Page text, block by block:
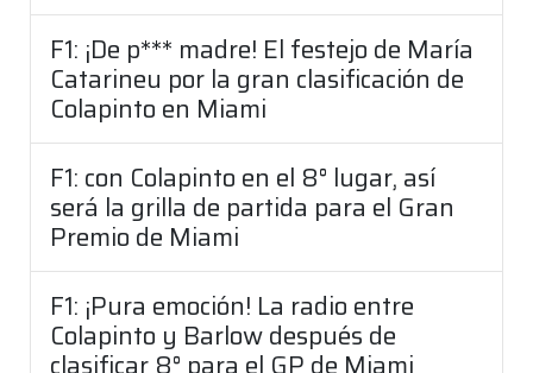
F1: ¡De p*** madre! El festejo de María
Catarineu por la gran clasificación de
Colapinto en Miami
F1: con Colapinto en el 8° lugar, así
será la grilla de partida para el Gran
Premio de Miami
F1: ¡Pura emoción! La radio entre
Colapinto y Barlow después de